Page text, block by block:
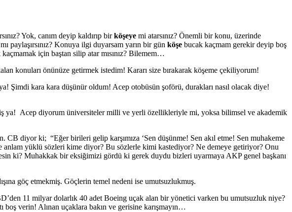
Yok, canım deyip kaldırıp birköşeye mi atarsınız? Önemli bir konu, üzerinde
paylaşırsınız? Konuya ilgi duyarsam yarın bir gün köşe bucak kaçmam gerekir deyip boş
kaçmamak için baştan silip atar mısınız? Bilemem…
konuları önünüze getirmek istedim! Kararı size bırakarak köşeme çekiliyorum!
Şimdi kara kara düşünür oldum! Acep otobüsün şoförü, durakları nasıl olacak diye!
ya! Acep diyorum üniversiteler milli ve yerli özellikleriyle mi, yoksa bilimsel ve akademik
CB diyor ki; “Eğer birileri gelip karşımıza ‘Sen düşünme! Sen akıl etme! Sen muhakeme
yüklü sözleri kime diyor? Bu sözlerle kimi kastediyor? Ne demeye getiriyor? Onu
ki? Muhakkak bir eksiğimizi gördü ki gerek duydu bizleri uyarmaya AKP genel başkanı
göç etmekmiş. Göçlerin temel nedeni ise umutsuzlukmuş.
11 milyar dolarlık 40 adet Boeing uçak alan bir yönetici varken bu umutsuzluk niye?
boş verin! Alınan uçaklara bakın ve gerisine karışmayın…